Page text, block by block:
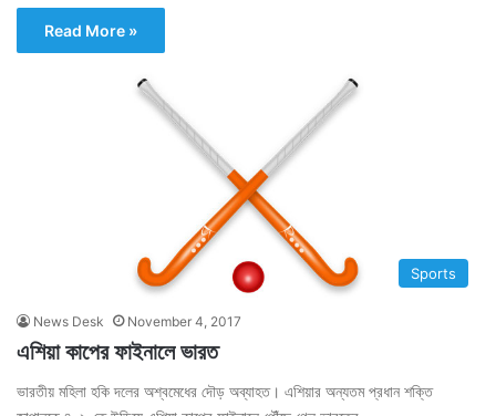
Read More »
Sports
News Desk November 4, 2017
এশিয়া কাপের ফাইনালে ভারত
ভারতীয় মহিলা হকি দলের অশ্বমেধের দৌড় অব্যাহত। এশিয়ার অন্যতম প্রধান শক্তি